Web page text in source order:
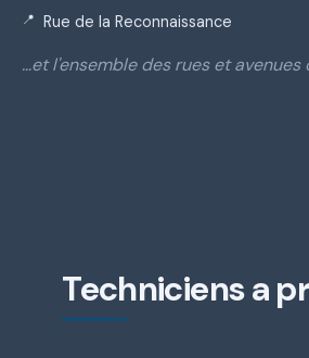
Rue de la Reconnaissance
…et l'ensemble des rues et avenues
Techniciens a